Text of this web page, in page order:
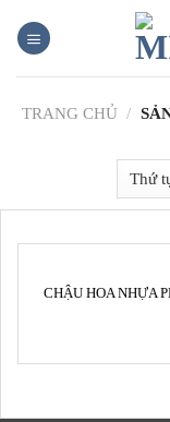
TRANG CHỦ /
CHẬU HOA NHỰA